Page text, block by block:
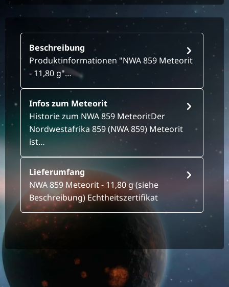
Beschreibung
Produktinformationen "NWA 859 Meteorit
- 11,80 g"…
Infos zum Meteorit
Historie zum NWA 859 MeteoritDer
Nordwestafrika 859 (NWA 859) Meteorit
ist…
Lieferumfang
NWA 859 Meteorit - 11,80 g (siehe
Beschreibung) Echtheitszertifikat